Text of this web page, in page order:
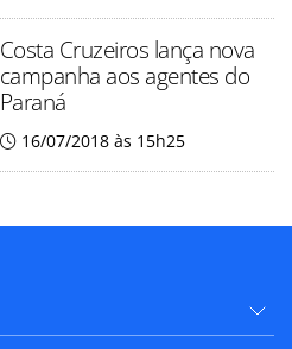
Costa Cruzeiros lança nova
campanha aos agentes do
Paraná
16/07/2018 às 15h25